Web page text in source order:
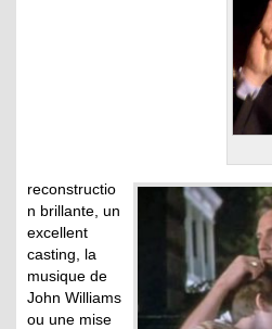
reconstructio
n brillante, un
excellent
casting, la
musique de
John Williams
ou une mise